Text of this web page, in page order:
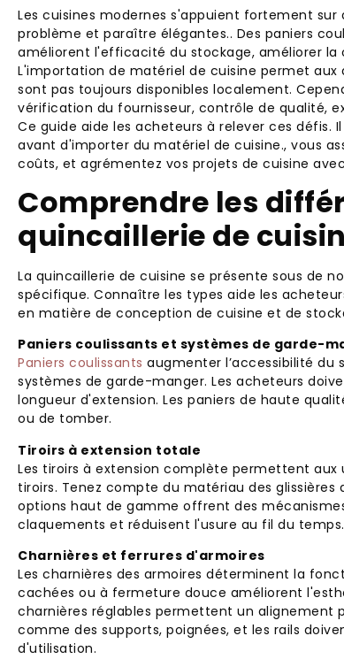
Les cuisines modernes s'appuient fortement
problème et paraître élégantes.. Des paniers
améliorent l'efficacité du stockage, améliorer la
L'importation de matériel de cuisine permet
sont pas toujours disponibles localement.
vérification du fournisseur, contrôle de qualité,
Ce guide aide les acheteurs à relever ces
avant d'importer du matériel de cuisine., vous
coûts, et agrémentez vos projets de cuisine
Comprendre les
quincaillerie de
La quincaillerie de cuisine se présente sous de
spécifique. Connaître les types aide les
en matière de conception de cuisine et de
Paniers coulissants et systèmes de garde-
Paniers coulissants augmenter l’accessibilité du
systèmes de garde-manger. Les acheteurs
longueur d'extension. Les paniers de haute
ou de tomber.
Tiroirs à extension totale
Les tiroirs à extension complète permettent
tiroirs. Tenez compte du matériau des
options haut de gamme offrent des
claquements et réduisent l'usure au fil du
Charnières et ferrures d'armoires
Les charnières des armoires déterminent la
cachées ou à fermeture douce améliorent
charnières réglables permettent un alignement
comme des supports, poignées, et les rails
d'utilisation.